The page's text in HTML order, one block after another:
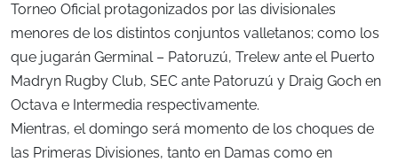
Torneo Oficial protagonizados por las divisionales
menores de los distintos conjuntos valletanos; como los
que jugarán Germinal – Patoruzú, Trelew ante el Puerto
Madryn Rugby Club, SEC ante Patoruzú y Draig Goch en
Octava e Intermedia respectivamente.
Mientras, el domingo será momento de los choques de
las Primeras Divisiones, tanto en Damas como en